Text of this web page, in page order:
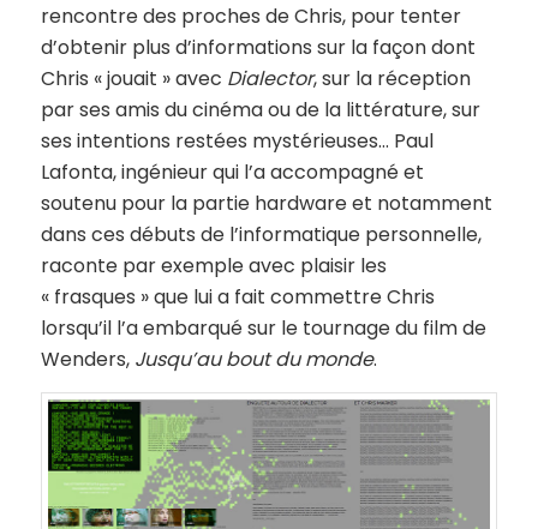
rencontre des proches de Chris, pour tenter
d’obtenir plus d’informations sur la façon dont
Chris « jouait » avec Dialector, sur la réception
par ses amis du cinéma ou de la littérature, sur
ses intentions restées mystérieuses… Paul
Lafonta, ingénieur qui l’a accompagné et
soutenu pour la partie hardware et notamment
dans ces débuts de l’informatique personnelle,
raconte par exemple avec plaisir les
« frasques » que lui a fait commettre Chris
lorsqu’il l’a embarqué sur le tournage du film de
Wenders, Jusqu’au bout du monde.